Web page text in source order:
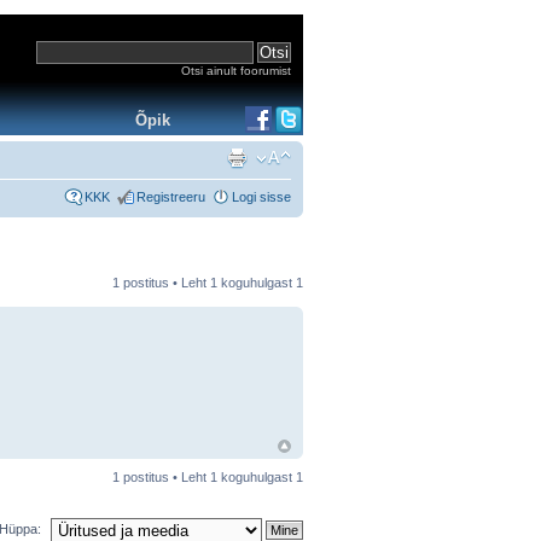
Otsi ainult foorumist
Õpik
KKK Registreeru Logi sisse
1 postitus • Leht 1 koguhulgast 1
1 postitus • Leht 1 koguhulgast 1
Hüppa: